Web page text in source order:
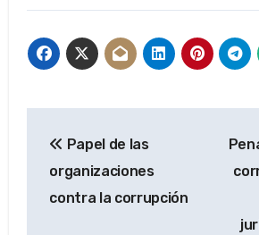
de
entradas
Papel de las
organizaciones
contra la corrupción